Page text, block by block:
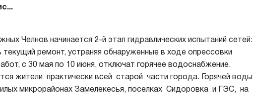
Челнов начинается 2-й этап гидравлических испытаний сетей:
ремонт, устраняя обнаруженные в ходе опрессовки
с 30 мая по 10 июня, отключат горячее водоснабжение.
жители практически всей старой части города. Горячей воды
микрорайонах Замелекесья, поселках Сидоровка и ГЭС, на